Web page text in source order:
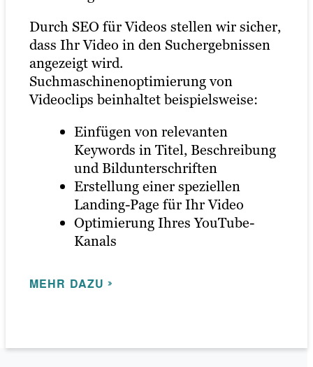
Durch SEO für Videos stellen wir sicher,
dass Ihr Video in den Suchergebnissen
angezeigt wird.
Suchmaschinenoptimierung von
Videoclips beinhaltet beispielsweise:
Einfügen von relevanten
Keywords in Titel, Beschreibung
und Bildunterschriften
Erstellung einer speziellen
Landing-Page für Ihr Video
Optimierung Ihres YouTube-
Kanals
MEHR DAZU
Follower*innen und Engagement
optimieren können.
MEHR DAZU
Video-Marketing zahlt sich immer aus,
egal in welcher Branche. Ob B2B oder
B2C, das Ergebnis ist dasselbe:
Zuschauer*innen sind Kundschaft, und
Videos geben Ihrem Publikum die
konsumieren, ohne sich überfordert zu
Das bedeutet, dass Sie mit Ihrer
Kundschaft interagieren können wie nie
zuvor — zu ihren Bedingungen und in
ihrem bevorzugten Format.
MEHR DAZU